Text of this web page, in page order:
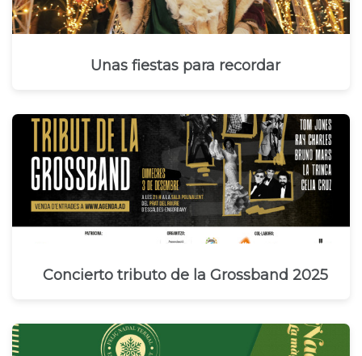
Unas fiestas para recordar
Concierto tributo de la Grossband 2025